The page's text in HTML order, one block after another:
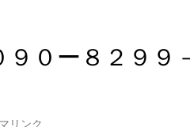
０ー８２９９
リンク